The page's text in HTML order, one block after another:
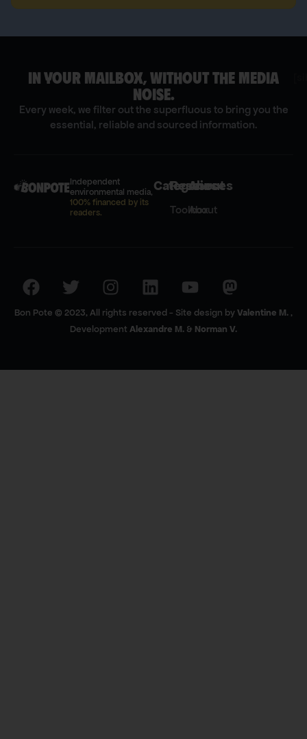
IN YOUR MAILBOX, WITHOUT THE MEDIA
NOISE.
Every week, we filter out the superfluous to bring you the
essential, reliable and sourced information.
Independent
environmental media,
100% financed by its
readers.
Categories
Resources
Toolbox
About
About
Bon Pote © 2023, All rights reserved - Site design byValentine M. ,
Development Alexandre M. & Norman V.